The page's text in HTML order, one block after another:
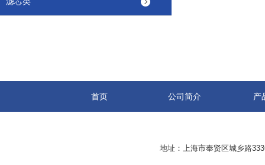
首页 公司简介 产
地址：上海市奉贤区城乡路